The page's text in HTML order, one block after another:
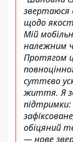
звертаюся
щодо
Мій
належним
Протягом
суттєво
життя. Я
обіцяний
— нове